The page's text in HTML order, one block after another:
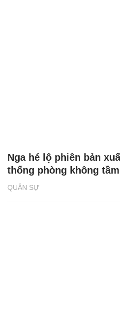
QUÂN SỰ
Nga hé lộ phiên bản
thống phòng không